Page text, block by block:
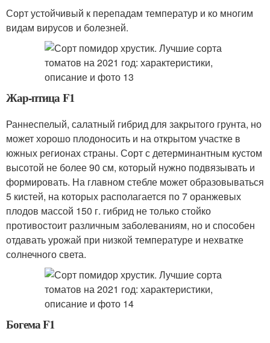
Сорт устойчивый к перепадам температур и ко многим
видам вирусов и болезней.
Жар-птица F1
Раннеспелый, салатный гибрид для закрытого грунта, но
может хорошо плодоносить и на открытом участке в
южных регионах страны. Сорт с детерминантным кустом
высотой не более 90 см, который нужно подвязывать и
формировать. На главном стебле может образовываться
5 кистей, на которых располагается по 7 оранжевых
плодов массой 150 г. гибрид не только стойко
противостоит различным заболеваниям, но и способен
отдавать урожай при низкой температуре и нехватке
солнечного света.
Богема F1